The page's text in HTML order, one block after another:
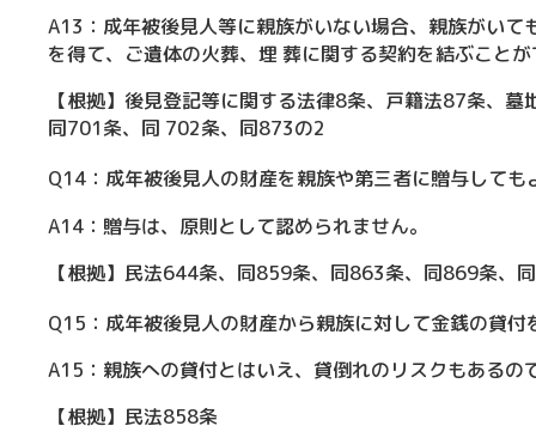
A13：成年被後見人等に親族がいない場合、親族がい
を得て、ご遺体の火葬、埋 葬に関する契約を結ぶこと
【根拠】後見登記等に関する法律8条、戸籍法87条、
同701条、同 702条、同873の2
Q14：成年被後見人の財産を親族や第三者に贈与して
A14：贈与は、原則として認められません。
【根拠】民法644条、同859条、同863条、同869条、
Q15：成年被後見人の財産から親族に対して金銭の貸
A15：親族への貸付とはいえ、貸倒れのリスクもあるの
【根拠】民法858条